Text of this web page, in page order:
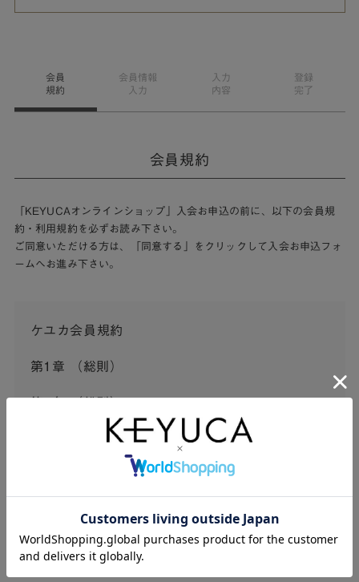
会員
規約
会員情報
入力
入力
内容
登録
完了
会員規約
「KEYUCAオンラインショップ」入会お申込の前に、以下の会員規
約・利用規約を必ずお読み下さい。
ご同意いただける方は、「同意する」をクリックして入会お申込フォ
ームへお進み下さい。
ケユカ会員規約
第1章 （総則）
この会員規約（以下「本規約」といいます。）は、河淳株
式会社ケユカ事業部（以下「弊社」といいます。）が提供
する一連のサービスに関し、弊社が次条の定めに従い入会
本規約は、会員と弊社との間のサービスの利用に関わる一
切の関係に適用されるものとします。
弊社が一連のサービスを提供するにあたり、本規約のほ